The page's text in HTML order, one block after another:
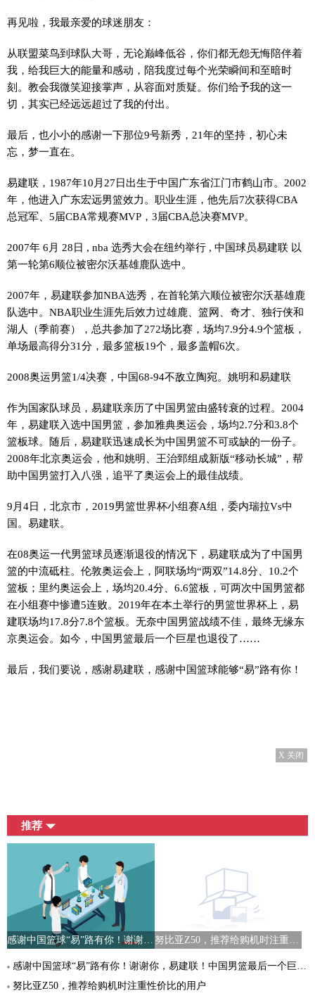
再见啦，我最亲爱的球迷朋友：
从联盟菜鸟到球队大哥，无论巅峰低谷，你们都无怨无悔陪伴着
我，给我巨大的能量和感动，陪我度过每个光荣瞬间和至暗时
刻。教会我微笑迎接掌声，从容面对质疑。你们给予我的这一
切，其实已经远远超过了我的付出。
最后，也小小的感谢一下那位9号新秀，21年的坚持，初心未
忘，梦一直在。
易建联，1987年10月27日出生于中国广东省江门市鹤山市。2002
年，他进入广东宏远男篮效力。职业生涯，他先后7次获得CBA
总冠军、5届CBA常规赛MVP，3届CBA总决赛MVP。
2007年 6月 28日 , nba 选秀大会在纽约举行 , 中国球员易建联 以
第一轮第6顺位被密尔沃基雄鹿队选中。
2007年，易建联参加NBA选秀，在首轮第六顺位被密尔沃基雄鹿
队选中。NBA职业生涯先后效力过雄鹿、篮网、奇才、独行侠和
湖人（季前赛），总共参加了272场比赛，场均7.9分4.9个篮板，
单场最高得分31分，最多篮板19个，最多盖帽6次。
2008奥运男篮1/4决赛，中国68-94不敌立陶宛。姚明和易建联
作为国家队球员，易建联亲历了中国男篮由盛转衰的过程。2004
年，易建联入选中国男篮，参加雅典奥运会，场均2.7分和3.8个
篮板球。随后，易建联迅速成长为中国男篮不可或缺的一份子。
2008年北京奥运会，他和姚明、王治郅组成新版“移动长城”，帮
助中国男篮打入八强，追平了奥运会上的最佳战绩。
9月4日，北京市，2019男篮世界杯小组赛A组，委内瑞拉Vs中
国。易建联。
在08奥运一代男篮球员逐渐退役的情况下，易建联成为了中国男
篮的中流砥柱。伦敦奥运会上，阿联场均“两双”14.8分、10.2个
篮板；里约奥运会上，场均20.4分、6.6篮板，可两次中国男篮都
在小组赛中惨遭5连败。2019年在本土举行的男篮世界杯上，易
建联场均17.8分7.8个篮板。无奈中国男篮战绩不佳，最终无缘东
京奥运会。如今，中国男篮最后一个巨星也退役了……
最后，我们要说，感谢易建联，感谢中国篮球能够“易”路有你！
X 关闭
推荐
感谢中国篮球“易”路有你！谢谢你，易建联！中国男篮最后一个巨星退役！
努比亚Z50，推荐给购机时注重性价比的用户